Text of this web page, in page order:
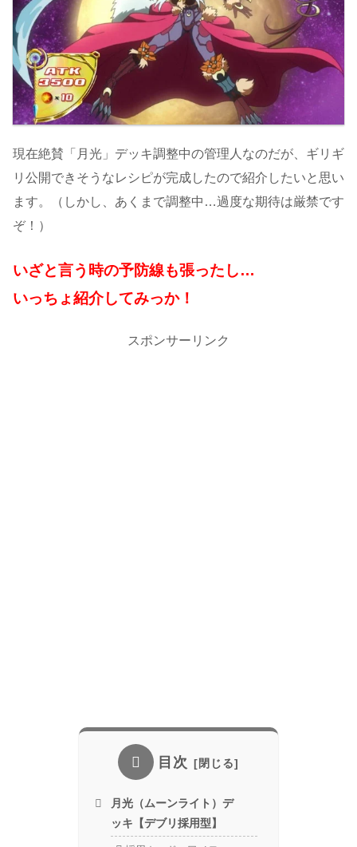
現在絶賛「月光」デッキ調整中の管理人なのだが、ギリギ
リ公開できそうなレシピが完成したので紹介したいと思い
ます。（しかし、あくまで調整中…過度な期待は厳禁です
ぞ！）
いざと言う時の予防線も張ったし…
いっちょ紹介してみっか！
スポンサーリンク
目次
月光（ムーンライト）デ
ッキ【デブリ採用型】